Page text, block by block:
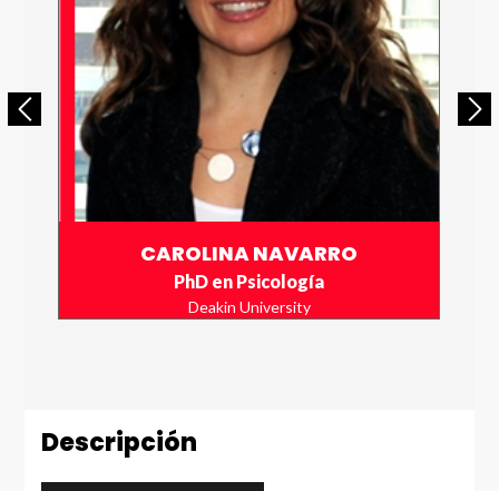
CAROLINA NAVARRO
PhD en Psicología
Deakin University
Descripción
Enviar